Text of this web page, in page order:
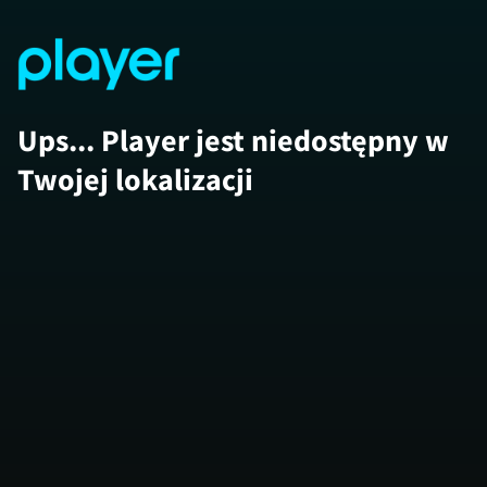
Ups... Player jest niedostępny w
Twojej lokalizacji